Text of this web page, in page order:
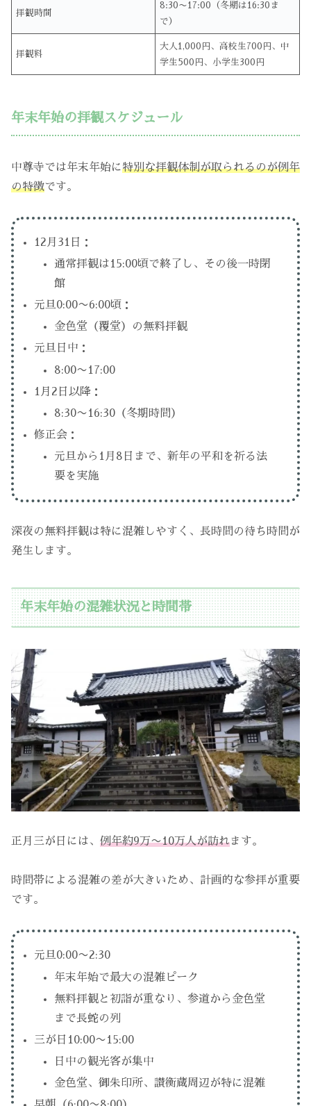
拝観時間
8:30〜17:00（冬期は16:30ま
で）
拝観料
大人1,000円、高校生700円、中
学生500円、小学生300円
年末年始の拝観スケジュール
中尊寺では年末年始に特別な拝観体制が取られるのが例年
の特徴です。
12月31日：
通常拝観は15:00頃で終了し、その後一時閉
館
元旦0:00〜6:00頃：
金色堂（覆堂）の無料拝観
元旦日中：
8:00〜17:00
1月2日以降：
8:30〜16:30（冬期時間）
修正会：
元旦から1月8日まで、新年の平和を祈る法
要を実施
深夜の無料拝観は特に混雑しやすく、長時間の待ち時間が
発生します。
年末年始の混雑状況と時間帯
正月三が日には、 例年約9万〜10万人が訪れます。
時間帯による混雑の差が大きいため、計画的な参拝が重要
です。
元旦0:00〜2:30
年末年始で最大の混雑ピーク
無料拝観と初詣が重なり、参道から金色堂
まで長蛇の列
三が日10:00〜15:00
日中の観光客が集中
金色堂、御朱印所、讃衡蔵周辺が特に混雑